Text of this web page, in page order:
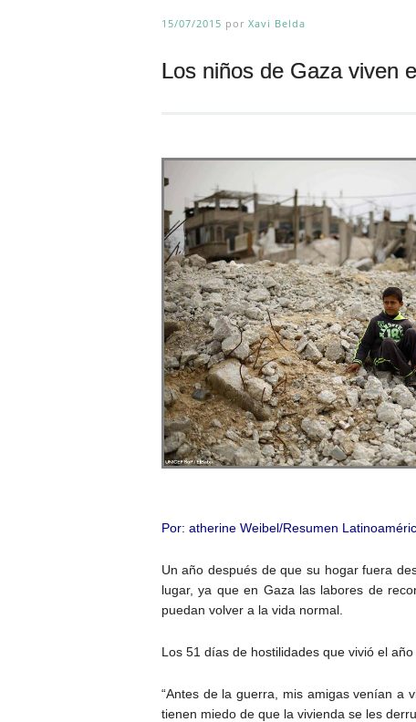
15/07/2015 por Xavi Belda
Los niños de Gaza viven
Por: atherine Weibel/Resumen
Un año después de que su hogar fuera
lugar, ya que en Gaza las labores de
puedan volver a la vida normal.
Los 51 días de hostilidades que vivió el
“Antes de la guerra, mis amigas venían a
tienen miedo de que la vivienda se les